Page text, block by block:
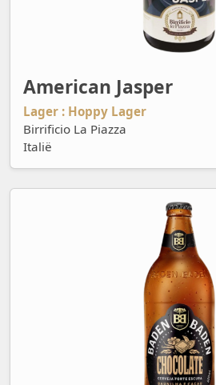
American Jasper
Lager : Hoppy Lager
Birrificio La Piazza
Italië